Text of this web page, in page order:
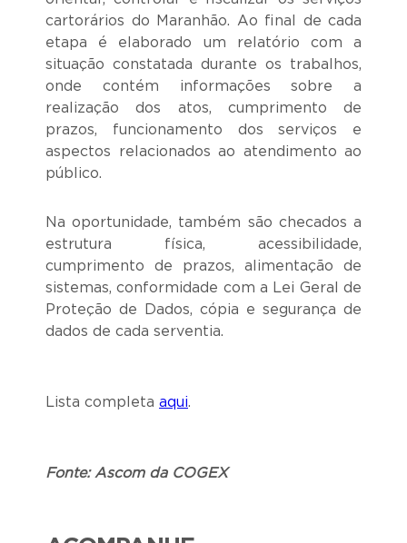
cartorários do Maranhão. Ao final de cada
etapa é elaborado um relatório com a
situação constatada durante os trabalhos,
onde contém informações sobre a
realização dos atos, cumprimento de
prazos, funcionamento dos serviços e
aspectos relacionados ao atendimento ao
público.
Na oportunidade, também são checados a
estrutura física, acessibilidade,
cumprimento de prazos, alimentação de
sistemas, conformidade com a Lei Geral de
Proteção de Dados, cópia e segurança de
dados de cada serventia.
Lista completa aqui.
Fonte: Ascom da COGEX